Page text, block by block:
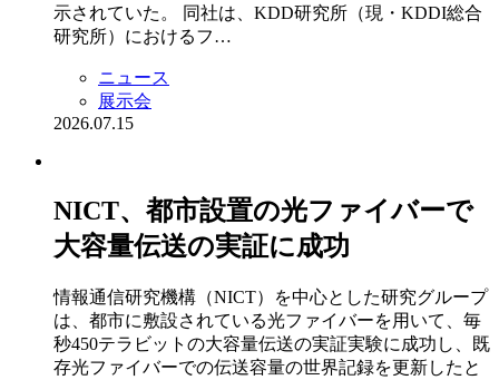
示されていた。 同社は、KDD研究所（現・KDDI総合
研究所）におけるフ…
ニュース
展示会
2026.07.15
NICT、都市設置の光ファイバーで
大容量伝送の実証に成功
情報通信研究機構（NICT）を中心とした研究グループ
は、都市に敷設されている光ファイバーを用いて、毎
秒450テラビットの大容量伝送の実証実験に成功し、既
存光ファイバーでの伝送容量の世界記録を更新したと